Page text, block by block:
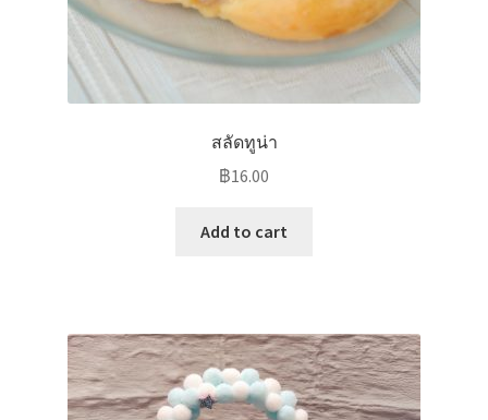
สลัดทูน่า
฿16.00
Add to cart